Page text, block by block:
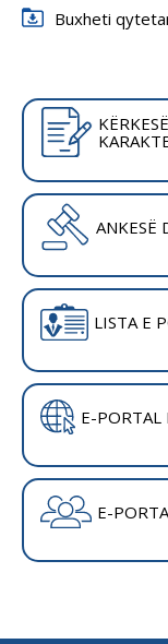
Buxheti
ANKESË
LISTA E
E-PORTAL
E-